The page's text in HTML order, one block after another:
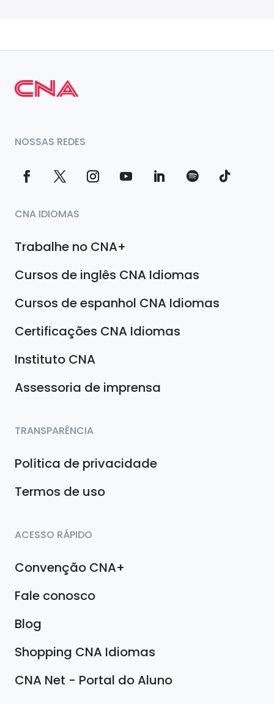
NOSSAS REDES
CNA IDIOMAS
Trabalhe no CNA+
Cursos de inglês CNA Idiomas
Cursos de espanhol CNA Idiomas
Certificações CNA Idiomas
Instituto CNA
Assessoria de imprensa
TRANSPARÊNCIA
Política de privacidade
Termos de uso
ACESSO RÁPIDO
Convenção CNA+
Fale conosco
Blog
Shopping CNA Idiomas
CNA Net - Portal do Aluno